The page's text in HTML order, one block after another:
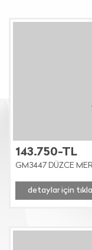
143.750-TL
GM3447 DÜZCE
detaylar için